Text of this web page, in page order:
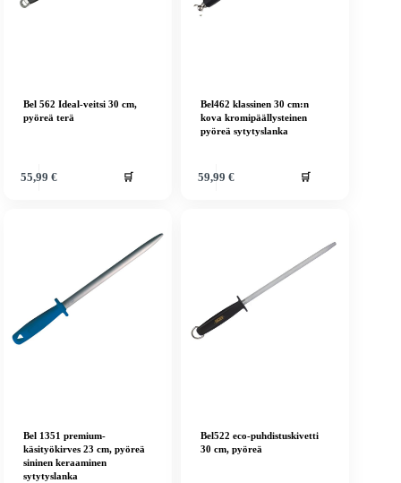
Bel 562 Ideal-veitsi 30 cm,
pyöreä terä
55,99 € 🛒
Bel462 klassinen 30 cm:n
kova kromipäällysteinen
pyöreä sytytyslanka
59,99 € 🛒
Bel 1351 premium-
käsityökirves 23 cm, pyöreä
sininen keraaminen
sytytyslanka
Bel522 eco-puhdistuskivetti
30 cm, pyöreä